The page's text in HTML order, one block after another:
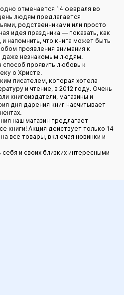
отмечается 14 февраля во
людям предлагается
родственниками или просто
идея праздника — показать, как
и напомнить, что книга может быть
проявления внимания к
даже незнакомым людям.
проявить любовь к
о Христе.
писателем, которая хотела
и чтение, в 2012 году. Очень
книгоиздатели, магазины и
дня дарения книг насчитывает
наш магазин предлагает
книги! Акция действует только 14
все товары, включая новинки и
и своих близких интересными